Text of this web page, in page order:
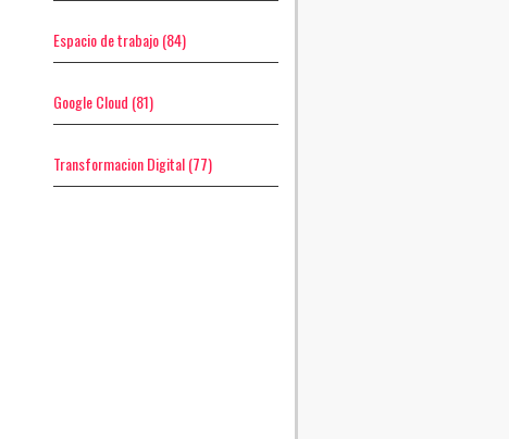
Espacio de trabajo(84)
Google Cloud (81)
Transformacion Digital(77)